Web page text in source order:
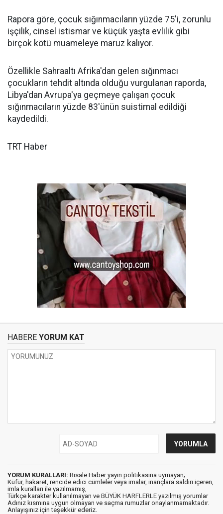
Rapora göre, çocuk sığınmacıların yüzde 75'i, zorunlu
işçilik, cinsel istismar ve küçük yaşta evlilik gibi
birçok kötü muameleye maruz kalıyor.
Özellikle Sahraaltı Afrika'dan gelen sığınmacı
çocukların tehdit altında olduğu vurgulanan raporda,
Libya'dan Avrupa'ya geçmeye çalışan çocuk
sığınmacıların yüzde 83'ünün suistimal edildiği
kaydedildi.
TRT Haber
HABERE YORUM KAT
YORUM KURALLARI: Risale Haber yayın politikasına uymayan;
Küfür, hakaret, rencide edici cümleler veya imalar, inançlara saldırı içeren,
imla kuralları ile yazılmamış,
Türkçe karakter kullanılmayan ve BÜYÜK HARFLERLE yazılmış yorumlar
Adınız kısmına uygun olmayan ve saçma rumuzlar onaylanmamaktadır.
Anlayışınız için teşekkür ederiz.